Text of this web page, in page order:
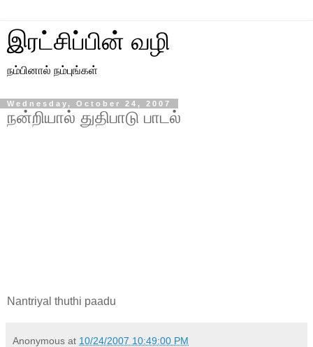
இரட்சிப்பின் வழி
நம்பினால் நம்புங்கள்
Wednesday, October 24, 2007
நன்றியால் துதிபாடு பாடல்
Nantriyal thuthi paadu
Anonymous at 10/24/2007 10:49:00 PM